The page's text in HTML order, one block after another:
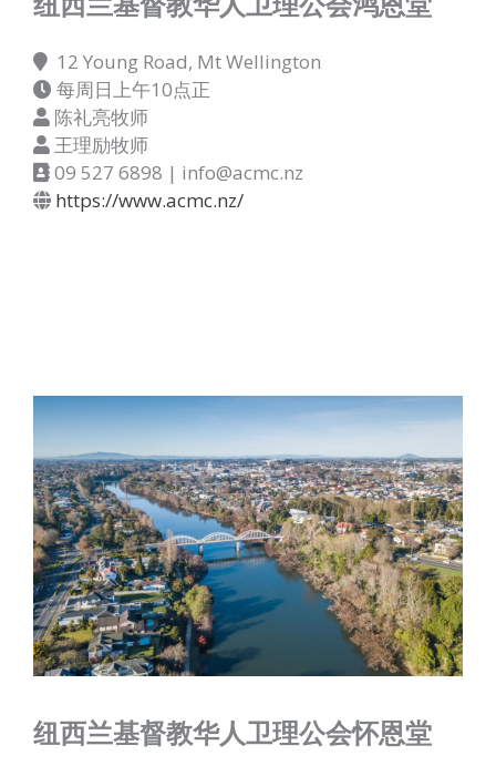
12 Young Road, Mt Wellington
每周日上午10点正
陈礼亮牧师
王理励牧师
09 527 6898 | info@acmc.nz
https://www.acmc.nz/
纽西兰基督教华人卫理公会怀恩堂